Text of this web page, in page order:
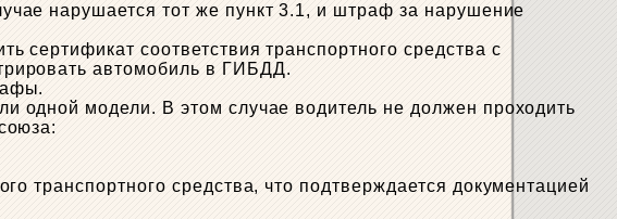
нарушается тот же пункт 3.1, и штраф за нарушение
сертификат соответствия транспортного средства с
автомобиль в ГИБДД.
одной модели. В этом случае водитель не должен проходить
транспортного средства, что подтверждается документацией